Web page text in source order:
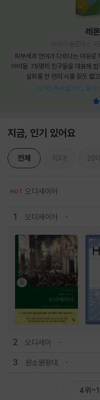
레
피부색과 언어가 다르다는 이유로
아이들. 75명의 친구들을 대표해
실화를 한 편의 시를 읽듯 짧
[단독] 독서집게 / L홀더
지금, 인기 있어요
전체 10대 20
HOT 오디세이아
1 오디세이아
2 오디세이
3 원소원정대
4위